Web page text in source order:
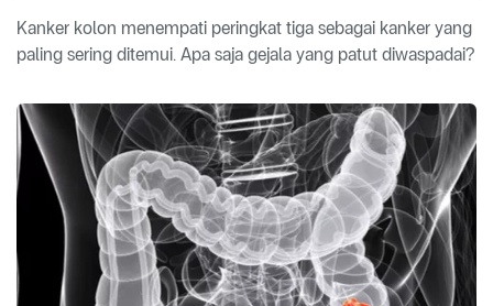
Kanker kolon menempati peringkat tiga sebagai kanker yang
paling sering ditemui. Apa saja gejala yang patut diwaspadai?